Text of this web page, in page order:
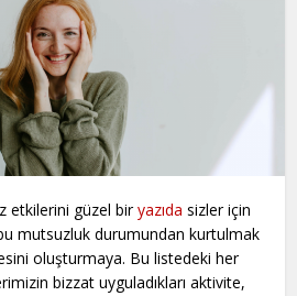
etkilerini güzel biryazıda sizler için
mutsuzluk durumundan kurtulmak
oluşturmaya. Bu listedeki her
bizzat uyguladıkları aktivite,